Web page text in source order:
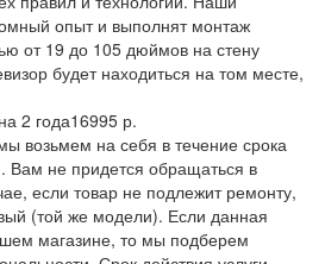
опыт и выполнят монтаж
от 19 до 105 дюймов на стену
будет находиться на том месте,
2 года16995 р.
возьмем на себя в течение срока
Вам не придется обращаться в
если товар не подлежит ремонту,
(той же модели). Если данная
магазине, то мы подберем